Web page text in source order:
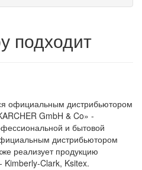
подходит
официальным дистрибьютором
GmbH & Co» -
и бытовой
дистрибьютором
реализует продукцию
Kimberly-Clark, Ksitex.